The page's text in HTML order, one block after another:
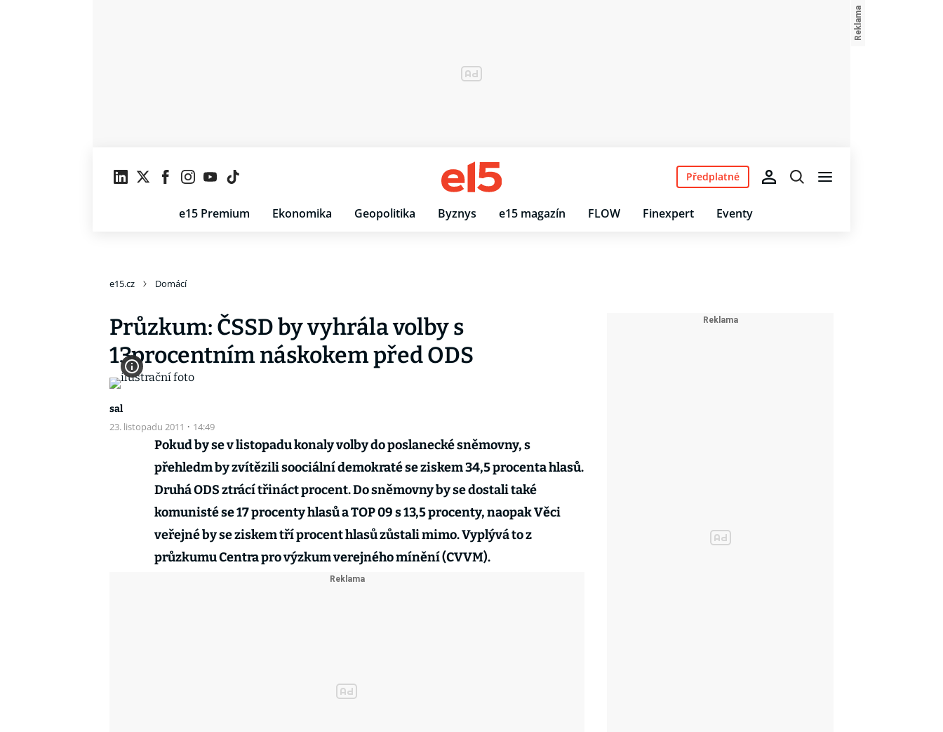
e15 Premium Ekonomika Geopolitika Byznys e15 magazín FLOW Finexpert Eventy
Předplatné
e15.cz Domácí
Průzkum: ČSSD by vyhrála volby s
13procentním náskokem před ODS
sal
23. listopadu 2011 · 14:49
Pokud by se v listopadu konaly volby do poslanecké sněmovny, s
přehledm by zvítězili soociální demokraté se ziskem 34,5 procenta hlasů.
Druhá ODS ztrácí třináct procent. Do sněmovny by se dostali také
komunisté se 17 procenty hlasů a TOP 09 s 13,5 procenty, naopak Věci
veřejné by se ziskem tří procent hlasů zůstali mimo. Vyplývá to z
průzkumu Centra pro výzkum verejného mínění (CVVM).